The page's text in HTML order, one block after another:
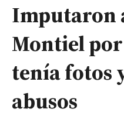
Imputaron
Montiel
tenía fotos
abusos